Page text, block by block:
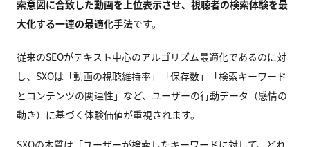
索意図に合致した動画を上位表示させ、視聴者の検索体験を最
大化する一連の最適化手法です。
従来のSEOがテキスト中心のアルゴリズム最適化であるのに対
し、SXOは「動画の視聴維持率」「保存数」「検索キーワード
とコンテンツの関連性」など、ユーザーの行動データ（感情の
動き）に基づく体験価値が重視されます。
SXOの本質は「ユーザーが検索したキーワードに対して、どれ